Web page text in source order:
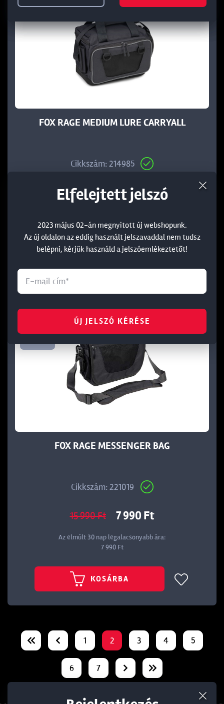
FOX RAGE MEDIUM LURE CARRYALL
Cikkszám: 214985
19 990 Ft 13 990 Ft
13 990 Ft
KOSÁRBA
FOX RAGE MESSENGER BAG
Cikkszám: 221019
15 990 Ft 7 990 Ft
Az elmúlt 30 nap legalacsonyabb ára:
7 990 Ft
KOSÁRBA
1 2 3 4 5
6 7
Elfelejtett jelszó
2023 május 02-án megnyitott új webshopunk.
Az új oldalon az eddig használt jelszavaddal nem tudsz
belépni, kérjük használd a jelszóemlékeztetőt!
ÚJ JELSZÓ KÉRÉSE